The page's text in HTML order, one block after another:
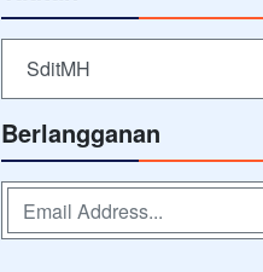
SditMH
Berlangganan